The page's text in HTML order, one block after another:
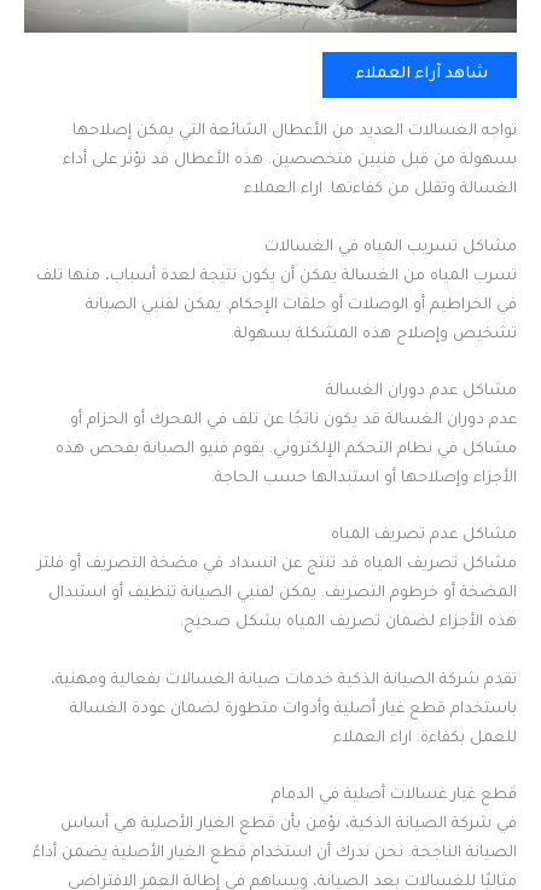
شاهد آراء العملاء
تواجه الغسالات العديد من الأعطال الشائعة التي يمكن إصلاحها
بسهولة من قبل فنيين متخصصين. هذه الأعطال قد تؤثر على أداء
الغسالة وتقلل من كفاءتها. اراء العملاء
مشاكل تسريب المياه في الغسالات
تسرب المياه من الغسالة يمكن أن يكون نتيجة لعدة أسباب، منها تلف
في الخراطيم أو الوصلات أو حلقات الإحكام. يمكن لفنيي الصيانة
تشخيص وإصلاح هذه المشكلة بسهولة.
مشاكل عدم دوران الغسالة
عدم دوران الغسالة قد يكون ناتجًا عن تلف في المحرك أو الحزام أو
مشاكل في نظام التحكم الإلكتروني. يقوم فنيو الصيانة بفحص هذه
الأجزاء وإصلاحها أو استبدالها حسب الحاجة.
مشاكل عدم تصريف المياه
مشاكل تصريف المياه قد تنتج عن انسداد في مضخة التصريف أو فلتر
المضخة أو خرطوم التصريف. يمكن لفنيي الصيانة تنظيف أو استبدال
هذه الأجزاء لضمان تصريف المياه بشكل صحيح.
تقدم شركة الصيانة الذكية خدمات صيانة الغسالات بفعالية ومهنية،
باستخدام قطع غيار أصلية وأدوات متطورة لضمان عودة الغسالة
للعمل بكفاءة. اراء العملاء
قطع غيار غسالات أصلية في الدمام
في شركة الصيانة الذكية، نؤمن بأن قطع الغيار الأصلية هي أساس
الصيانة الناجحة. نحن ندرك أن استخدام قطع الغيار الأصلية يضمن أداءً
مثاليًا للغسالات بعد الصيانة، ويساهم في إطالة العمر الافتراضي